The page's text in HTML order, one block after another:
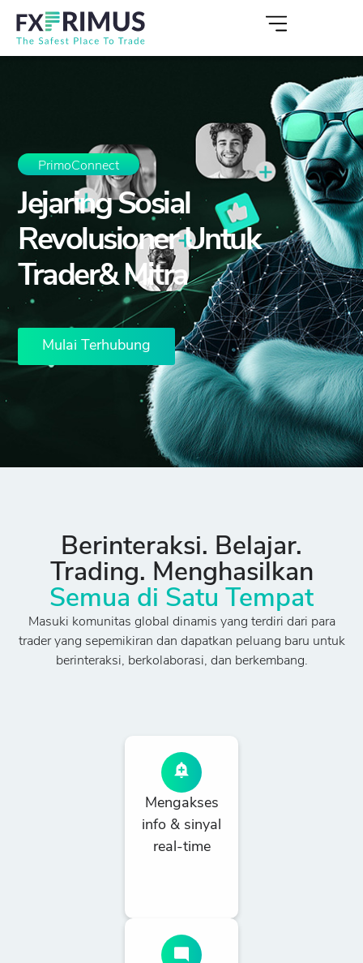
PrimoConnect
Jejaring Sosial
Revolusioner Untuk
Trader& Mitra
Mulai Terhubung
Berinteraksi. Belajar.
Trading. Menghasilkan
Semua di Satu Tempat
Masuki komunitas global dinamis yang terdiri dari para
trader yang sepemikiran dan dapatkan peluang baru untuk
berinteraksi, berkolaborasi, dan berkembang.
Mengakses
info & sinyal
real-time